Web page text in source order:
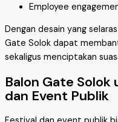
Employee
Dengan desain yang
Gate Solok dapat
sekaligus menciptakan
Balon Gate Solok
dan Event Publik